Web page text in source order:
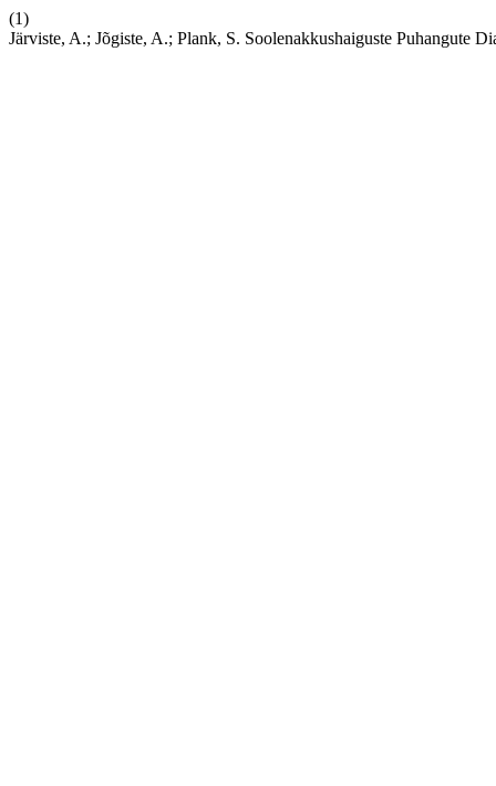
(1)
Järviste, A.; Jõgiste, A.; Plank, S. Soolenakkushaiguste Puhangute